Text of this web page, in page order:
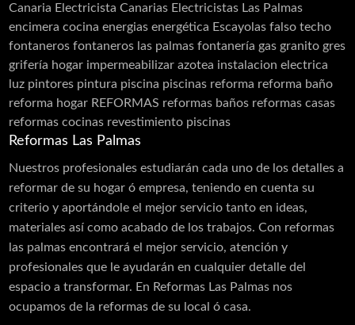
Canaria Electricista Canarias Electricistas Las Palmas
encimera cocina energias energética Escayolas falso techo
fontaneros fontaneros las palmas fontanería gas granito gres
grifería hogar impermeabilizar azotea instalacion electrica
luz pintores pintura piscina piscinas reforma reforma baño
reforma hogar REFORMAS reformas baños reformas casas
reformas cocinas revestimiento piscinas
Reformas Las Palmas
Nuestros profesionales estudiarán cada uno de los detalles a
reformar de su hogar ó empresa, teniendo en cuenta su
criterio y aportándole el mejor servicio tanto en ideas,
materiales así como acabado de los trabajos. Con reformas
las palmas encontrará el mejor servicio, atención y
profesionales que le ayudarán en cualquier detalle del
espacio a transformar. En Reformas Las Palmas nos
ocupamos de la reformas de su local ó casa.